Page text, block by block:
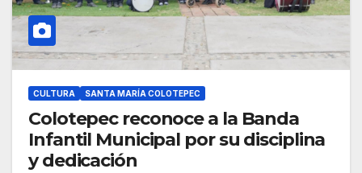
CULTURA SANTA MARÍA COLOTEPEC
Colotepec reconoce a la Banda
Infantil Municipal por su disciplina
y dedicación